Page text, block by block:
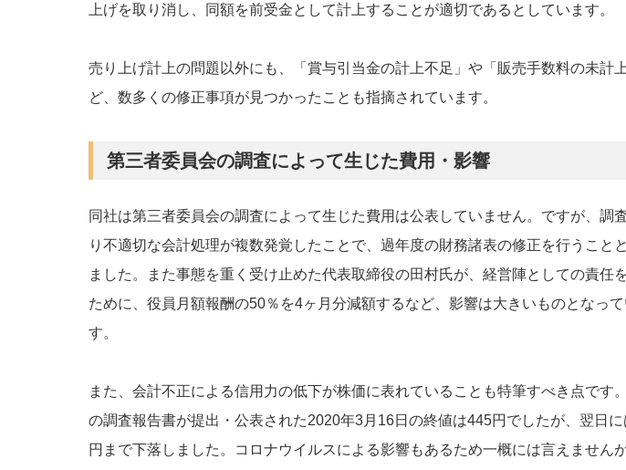
上げを取り消し、同額を前受金として計上することが適切であるとしています。
売り上げ計上の問題以外にも、「賞与引当金の計上不足」や「販売手数料の未計
ど、数多くの修正事項が見つかったことも指摘されています。
第三者委員会の調査によって生じた費用・影響
同社は第三者委員会の調査によって生じた費用は公表していません。ですが、調
り不適切な会計処理が複数発覚したことで、過年度の財務諸表の修正を行うこと
ました。また事態を重く受け止めた代表取締役の田村氏が、経営陣としての責任
ために、役員月額報酬の50％を4ヶ月分減額するなど、影響は大きいものとなって
す。
また、会計不正による信用力の低下が株価に表れていることも特筆すべき点です
の調査報告書が提出・公表された2020年3月16日の終値は445円でしたが、翌日
円まで下落しました。コロナウイルスによる影響もあるため一概には言えません